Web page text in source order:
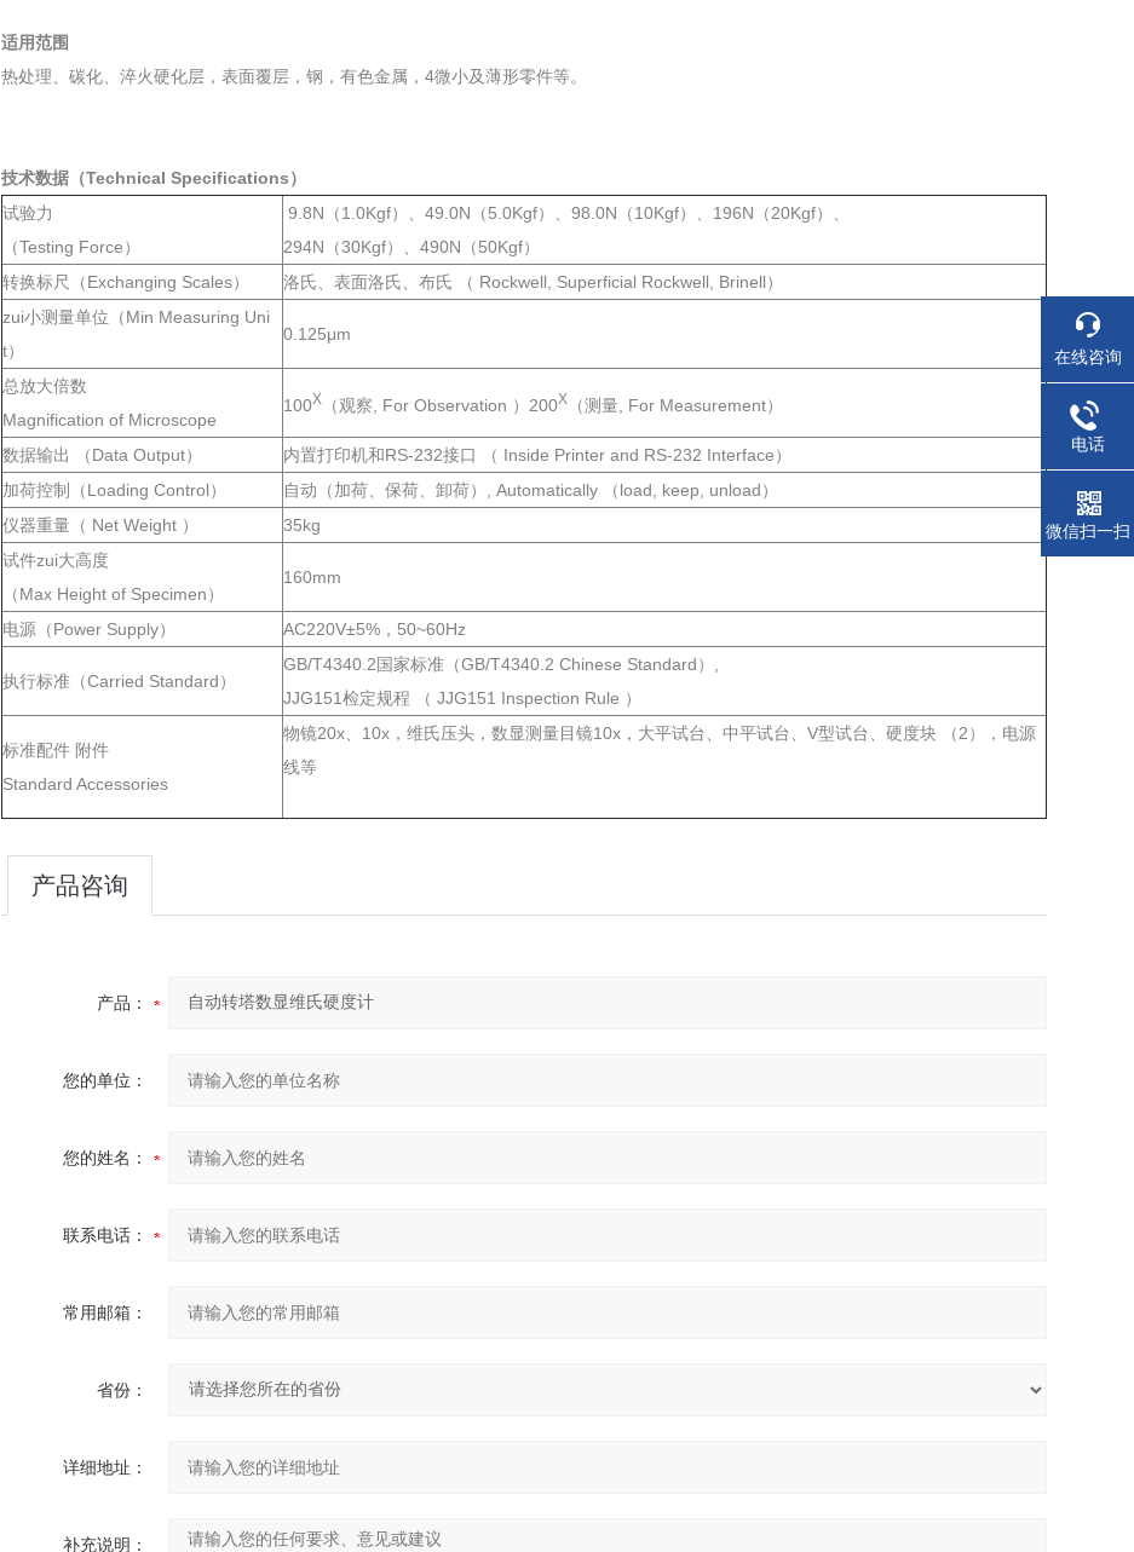
适用范围
热处理、碳化、淬火硬化层，表面覆层，钢，有色金属，4微小及薄形零件等。
技术数据（Technical Specifications）
试验力
（Testing Force）
9.8N（1.0Kgf）、49.0N（5.0Kgf）、98.0N（10Kgf）、196N（20Kgf）、
294N（30Kgf）、490N（50Kgf）
转换标尺（Exchanging Scales）
洛氏、表面洛氏、布氏 （ Rockwell, Superficial Rockwell, Brinell）
zui小测量单位（Min Measuring Uni
t）
0.125μm
总放大倍数
Magnification of Microscope
100X （观察, For Observation ）200X （测量, For Measurement）
数据输出 （Data Output）
内置打印机和RS-232接口 （ Inside Printer and RS-232 Interface）
加荷控制（Loading Control）
自动（加荷、保荷、卸荷）, Automatically （load, keep, unload）
仪器重量（ Net Weight ）
35kg
试件zui大高度
（Max Height of Specimen）
160mm
电源（Power Supply） AC220V±5%，50~60Hz
执行标准（Carried Standard）
GB/T4340.2国家标准（GB/T4340.2 Chinese Standard）,
JJG151检定规程 （ JJG151 Inspection Rule ）
标准配件 附件
Standard Accessories
物镜20x、10x，维氏压头，数显测量目镜10x，大平试台、中平试台、V型试台、硬度块 （2），电源
线等
产品咨询
产品：
您的单位：
您的姓名：
联系电话：
常用邮箱：
省份：
详细地址：
补充说明：
在线咨询
电话
微信扫一扫